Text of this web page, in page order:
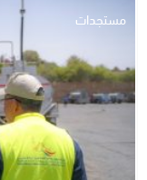
مستجدات